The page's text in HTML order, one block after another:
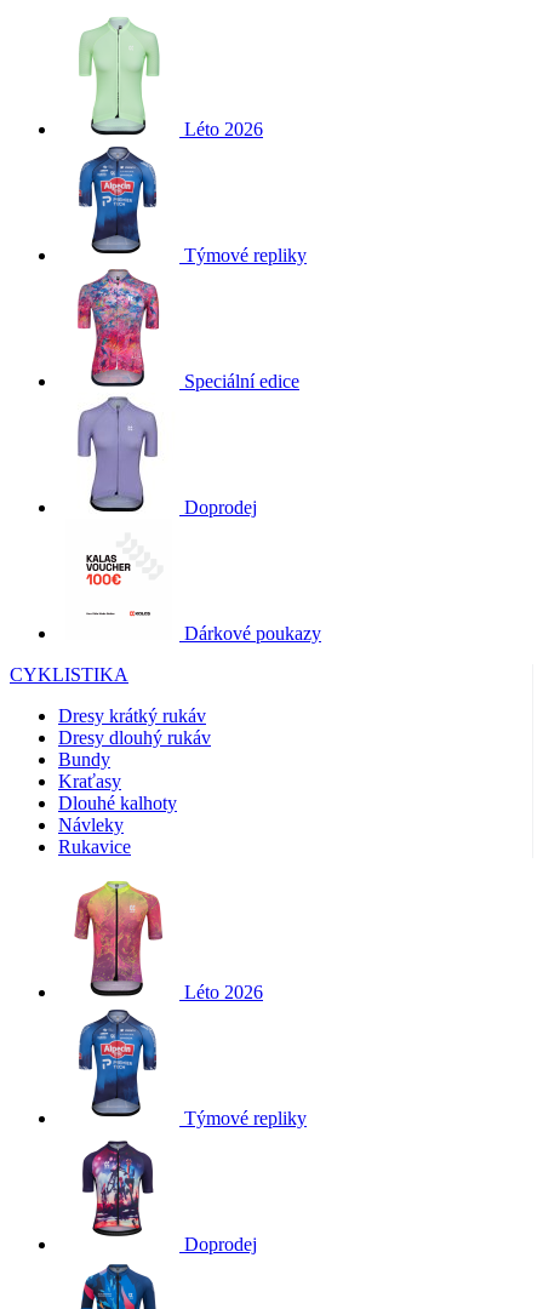
Léto 2026
Týmové repliky
Speciální edice
Doprodej
Dárkové poukazy
CYKLISTIKA
Dresy krátký rukáv
Dresy dlouhý rukáv
Bundy
Kraťasy
Dlouhé kalhoty
Návleky
Rukavice
Léto 2026
Týmové repliky
Doprodej